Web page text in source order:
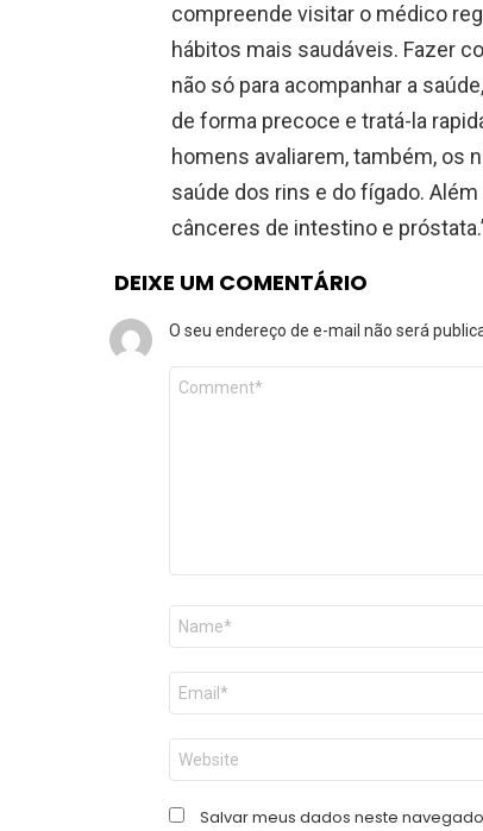
compreende visitar o médico
hábitos mais saudáveis. Fazer
não só para acompanhar a
de forma precoce e tratá-la
homens avaliarem, também, os
saúde dos rins e do fígado.
cânceres de intestino e
DEIXE UM COMENTÁRIO
O seu endereço de e-mail não será
Comentário
Nome
E-
mail
*
Site
Salvar meus dados neste